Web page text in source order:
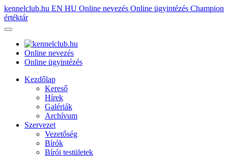
kennelclub.hu EN HU Online nevezés Online ügyintézés Champion
értéktár
Online nevezés
Online ügyintézés
Kezdőlap
Kereső
Hírek
Galériák
Archívum
Szervezet
Vezetőség
Bírók
Bírói testületek